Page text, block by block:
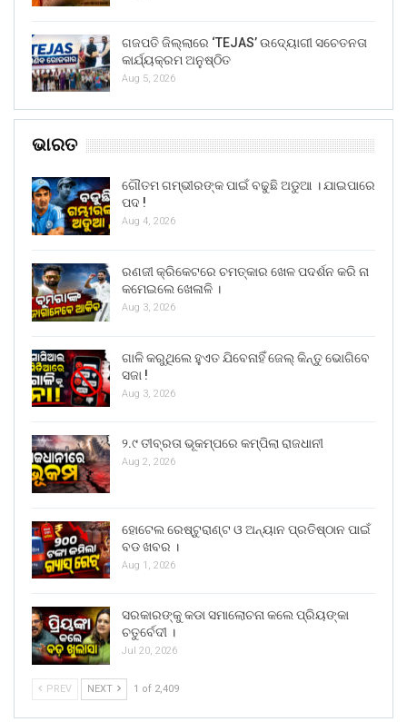
ଗଜପତି ଜିଲ୍ଲାରେ ‘TEJAS’ ଉଦ୍ୟୋଗୀ ସଚେତନତା
କାର୍ଯ୍ୟକ୍ରମ ଅନୁଷ୍ଠିତ
Aug 5, 2026
ଭାରତ
ଗୌତମ ଗମ୍ଭୀରଙ୍କ ପାଇଁ ବଢୁଛି ଅଡୁଆ । ଯାଇପାରେ
ପଦ !
Aug 4, 2026
ରଣଜୀ କ୍ରିକେଟରେ ଚମତ୍କାର ଖେଳ ପଦର୍ଶନ କରି ନା
କମେଇଲେ ଖେଳାଳି ।
Aug 3, 2026
ଗାଳି କରୁଥିଲେ ହୁଏତ ଯିବେନାହିଁ ଜେଲ୍ କିନ୍ତୁ ଭୋଗିବେ
ସଜା !
Aug 3, 2026
୨.୯ ତୀବ୍ରତା ଭୂକମ୍ପରେ କମ୍ପିଲା ରାଜଧାନୀ
Aug 2, 2026
ହୋଟେଲ ରେଷ୍ଟୁରାଣ୍ଟ ଓ ଅନ୍ୟାନ ପ୍ରତିଷ୍ଠାନ ପାଇଁ
ବଡ ଖବର ।
Aug 1, 2026
ସରକାରଙ୍କୁ କଡା ସମାଲୋଚନା କଲେ ପ୍ରିୟଙ୍କା
ଚତୁର୍ବେଦୀ ।
Jul 20, 2026
PREV NEXT 1 of 2,409